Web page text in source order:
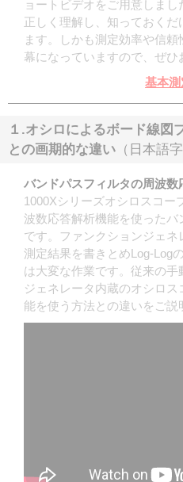
ョートビデオをご用意しま
正しく理解し、知っておく
ます。しかも測定効率や信
幕になっていますので、ぜひ
基本
１.オシロによるボード線図
との画期的な違い （日本語字
バンドパスフィルタの周波数
1000Xシリーズオシロスコー
波数応答解析機能を使った
です。ファンクションジェ
測定結果を書きとめLog-Log
は大変な作業です。従来の手
ジェネレータ内蔵のオシロ
能を使う方法との違いをご説